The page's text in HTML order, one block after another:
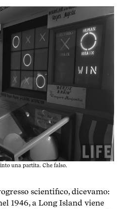
una partita. Che falso.
scientifico, dicevamo:
1946, a Long Island viene